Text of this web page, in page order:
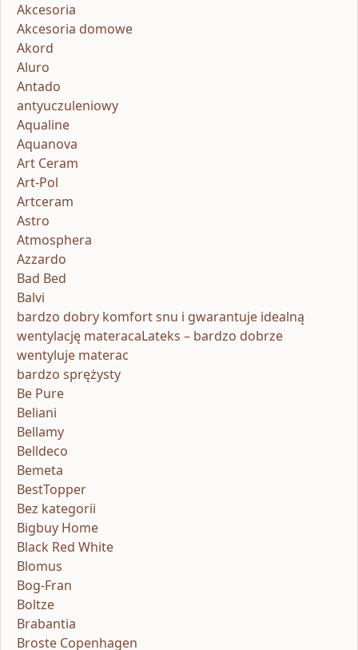
Akcesoria
Akcesoria domowe
Akord
Aluro
Antado
antyuczuleniowy
Aqualine
Aquanova
Art Ceram
Art-Pol
Artceram
Astro
Atmosphera
Azzardo
Bad Bed
Balvi
bardzo dobry komfort snu i gwarantuje idealną
wentylację materacaLateks – bardzo dobrze
wentyluje materac
bardzo sprężysty
Be Pure
Beliani
Bellamy
Belldeco
Bemeta
BestTopper
Bez kategorii
Bigbuy Home
Black Red White
Blomus
Bog-Fran
Boltze
Brabantia
Broste Copenhagen